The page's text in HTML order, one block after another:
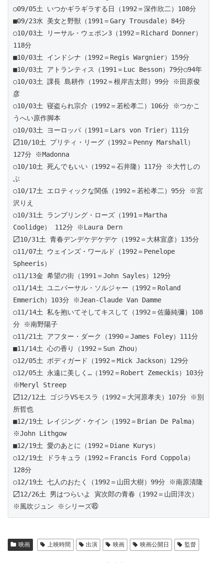
○09/05土 いつかギラギラする日（1992＝深作欣二）108分
■09/23水 美女と野獣（1991＝Gary Trousdale）84分
○10/03土 リーサル・ウェポン3（1992＝Richard Donner）
118分
■10/03土 インドシナ（1992＝Regis Wargnier）159分
■10/03土 アトランティス（1991＝Luc Besson）79分○94年
○10/03土 課長 島耕作（1992＝根岸吉太郎）99分 ※田原俊
彦
○10/03土 寝盗られ宗介（1992＝若松孝二）106分 ※つかこ
うへい原作脚本
○10/03土 ヨーロッパ（1991＝Lars von Trier）111分
〼10/10土 プリティ・リーグ（1992＝Penny Marshall）
127分 ※Madonna
○10/10土 死んでもいい（1992＝石井隆）117分 ※大竹しの
ぶ
○10/17土 エロティックな関係（1992＝若松孝二）95分 ※宮
沢りえ
○10/31土 ランブリング・ローズ（1991＝Martha
Coolidge） 112分 ※Laura Dern
〼10/31土 青春デンデケデケデケ（1992＝大林宣彦）135分
○11/07土 ウェインズ・ワールド（1992＝Penelope
Spheeris）
○11/13金 希望の街（1991＝John Sayles）129分
○11/14土 ユニバーサル・ソルジャー（1992＝Roland
Emmerich）103分 ※Jean-Claude Van Damme
○11/14土 私を抱いてそしてキスして（1992＝佐藤純彌）108
分 ※南野陽子
○11/21土 アフター・ダーク（1990＝James Foley）111分
■11/14土 心の香り（1992＝Sun Zhou）
○12/05土 ボディガード（1992＝Mick Jackson）129分
○12/05土 永遠に美しく…（1992＝Robert Zemeckis）103分
※Meryl Streep
〼12/12土 ゴジラVSモスラ（1992＝大河原孝夫）107分 ※別
所哲也
■12/19土 レイジング・ケイン（1992＝Brian De Palma）
※John Lithgow
■12/19土 愛のあとに（1992＝Diane Kurys）
○12/19土 ドラキュラ（1992＝Francis Ford Coppola）
128分
○12/19土 七人のおたく（1992＝山田大樹）99分 ※南原清隆
〼12/26土 男はつらいよ 寅次郎の青春（1992＝山田洋次）
※風吹ジュン ※シリーズ㊺
映画 上映時間 出演 映画 映画公開日 監督